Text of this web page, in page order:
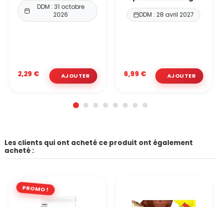
DDM : 31 octobre
2026
2,29 €
DDM : 28 avril 2027
6,99 €
Les clients qui ont acheté ce produit ont également
acheté :
PROMO !